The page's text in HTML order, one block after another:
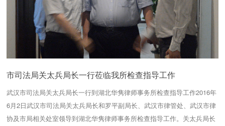
市司法局关太兵局长一行莅临我所检查指导工作
武汉市司法局关太兵局长一行到湖北华隽律师事务所检查指导工作2016年
6月2日武汉市司法局关太兵局长和罗平副局长、武汉市律管处、武汉市律
协及市局相关处室领导到湖北华隽律师事务所检查指导工作。关太兵局长